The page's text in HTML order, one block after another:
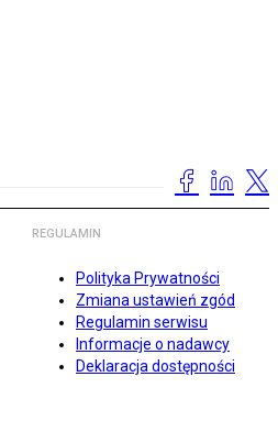
REGULAMIN
Polityka Prywatności
Zmiana ustawień zgód
Regulamin serwisu
Informacje o nadawcy
Deklaracja dostępności